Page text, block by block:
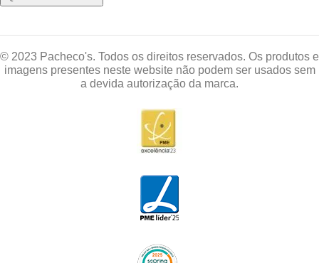
© 2023 Pacheco's. Todos os direitos reservados. Os produtos e
imagens presentes neste website não podem ser usados sem
a devida autorização da marca.